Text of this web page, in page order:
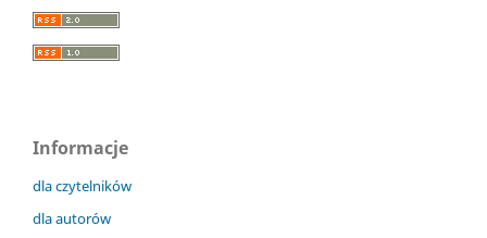
Informacje
dla czytelników
dla autorów